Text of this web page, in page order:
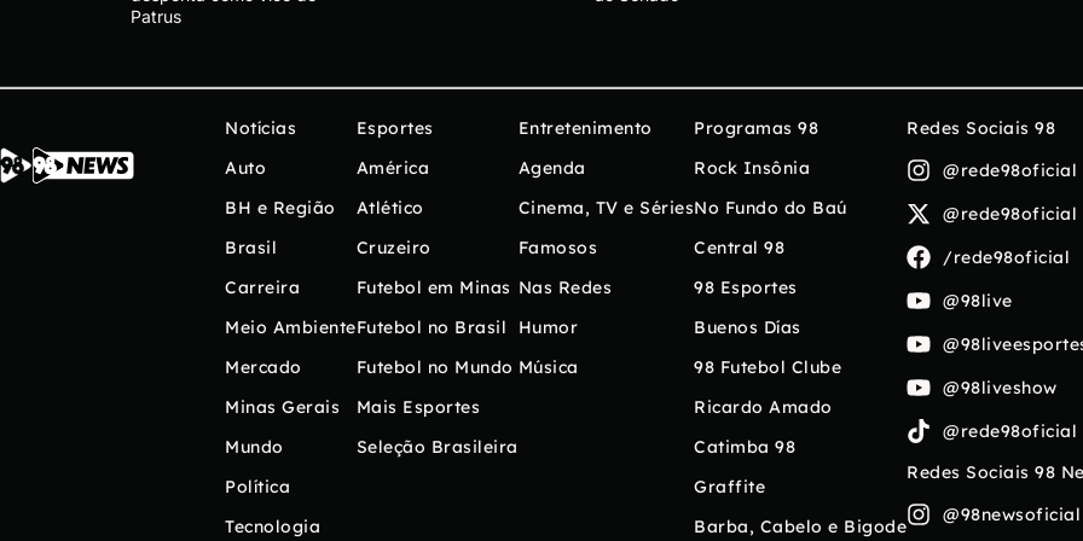
Patrus
Notícias
Auto
BH e Região
Brasil
Carreira
Meio Ambiente
Mercado
Minas Gerais
Mundo
Política
Tecnologia
Esportes
América
Atlético
Cruzeiro
Futebol em Minas
Futebol no Brasil
Futebol no Mundo
Mais Esportes
Seleção Brasileira
Entretenimento
Agenda
Cinema, TV e Séries
Famosos
Nas Redes
Humor
Música
Programas 98
Rock Insônia
No Fundo do Baú
Central 98
98 Esportes
Buenos Días
98 Futebol Clube
Ricardo Amado
Catimba 98
Graffite
Barba, Cabelo e Bigode
Redes Sociais 98
@rede98oficial
@rede98oficial
/rede98oficial
@98live
@98liveshow
@rede98oficial
Redes Sociais 98
@98newsoficial